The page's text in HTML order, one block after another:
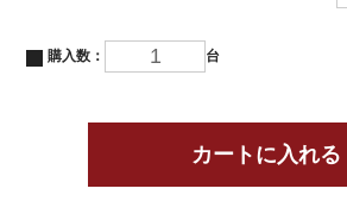
購入数： 台